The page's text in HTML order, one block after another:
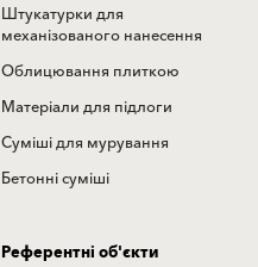
Штукатурки для
механізованого нанесення
Облицювання плиткою
Матеріали для підлоги
Суміші для мурування
Бетонні суміші
Референтні об'єкти